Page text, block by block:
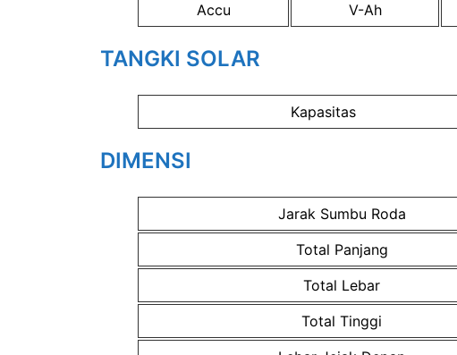
Accu V-Ah
TANGKI SOLAR
Kapasitas
DIMENSI
Jarak Sumbu Roda
Total Panjang
Total Lebar
Total Tinggi